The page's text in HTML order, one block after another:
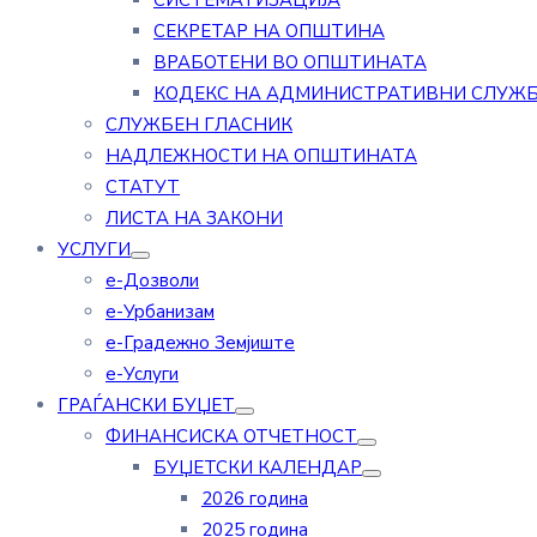
СЕКРЕТАР НА ОПШТИНА
ВРАБОТЕНИ ВО ОПШТИНАТА
КОДЕКС НА АДМИНИСТРАТИВНИ
СЛУЖБЕН ГЛАСНИК
НАДЛЕЖНОСТИ НА ОПШТИНАТА
СТАТУТ
ЛИСТА НА ЗАКОНИ
УСЛУГИ
е-Дозволи
е-Урбанизам
е-Градежно Земјиште
е-Услуги
ГРАЃАНСКИ БУЏЕТ
ФИНАНСИСКА ОТЧЕТНОСТ
БУЏЕТСКИ КАЛЕНДАР
2026 година
2025 година